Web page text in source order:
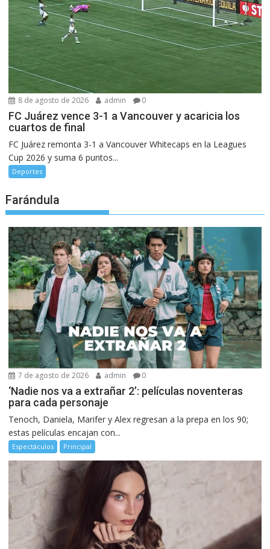
8 de agosto de 2026 admin 0
FC Juárez vence 3-1 a Vancouver y acaricia los
cuartos de final
FC Juárez remonta 3-1 a Vancouver Whitecaps en la Leagues
Cup 2026 y suma 6 puntos...
Deportes
Farándula
7 de agosto de 2026 admin 0
‘Nadie nos va a extrañar 2’: películas noventeras
para cada personaje
Tenoch, Daniela, Marifer y Alex regresan a la prepa en los 90;
estas películas encajan con...
Espectáculos Principal